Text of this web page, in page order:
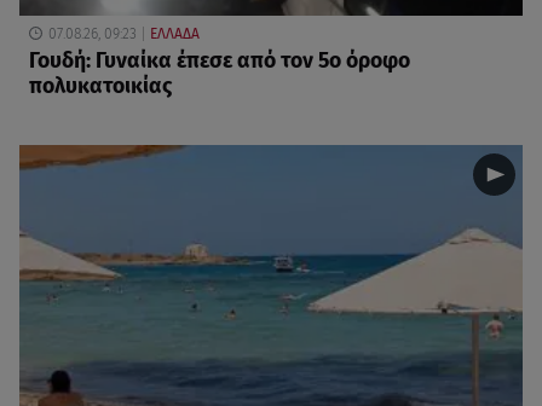
07.08.26, 09:23 ΕΛΛΑΔΑ
Γουδή: Γυναίκα έπεσε από τον 5ο όροφο
πολυκατοικίας